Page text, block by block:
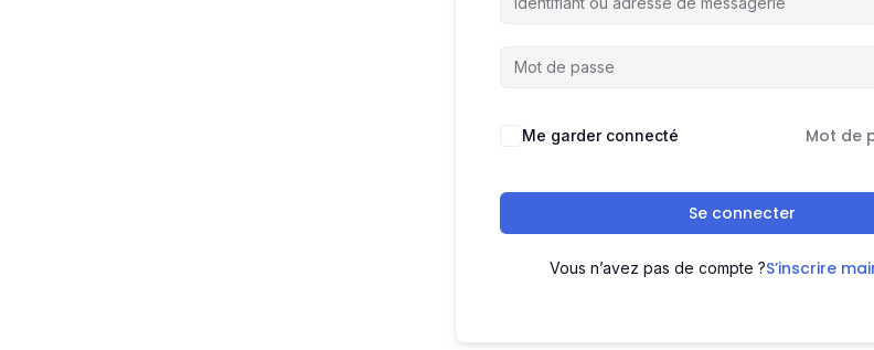
Me garder connecté Mot de
Se connecter
Vous n’avez pas de compte ?S’inscrire